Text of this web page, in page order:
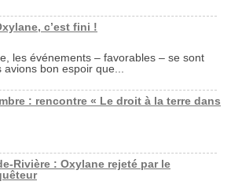
c’est fini !
les événements – favorables – se sont
bon espoir que...
: rencontre « Le droit à la terre dans
Rivière : Oxylane rejeté par le